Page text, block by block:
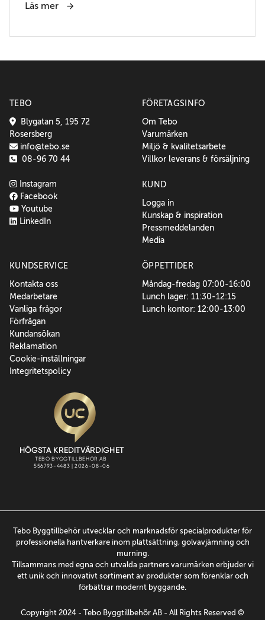
Läs mer
TEBO
Blygatan 5, 195 72
Rosersberg
info@tebo.se
08-96 70 44
Instagram
Facebook
Youtube
LinkedIn
FÖRETAGSINFO
Om Tebo
Varumärken
Miljö & kvalitetsarbete
Villkor leverans & försäljning
KUND
Logga in
Kunskap & inspiration
Pressmeddelanden
Media
KUNDSERVICE
Kontakta oss
Medarbetare
Vanliga frågor
Förfrågan
Kundansökan
Reklamation
Cookie-inställningar
Integritetspolicy
ÖPPETTIDER
Måndag-fredag 07:00-16:00
Lunch lager: 11:30-12:15
Lunch kontor: 12:00-13:00
Tebo Byggtillbehör utvecklar och marknadsför specialprodukter för
professionella hantverkare inom plattsättning, golvavjämning och
murning.
Tillsammans med egna och utvalda partners varumärken erbjuder vi
ett unik och innovativt sortiment av produkter som förenklar och
förbättrar modernt byggande.
Copyright 2024 - Tebo Byggtillbehõr AB - All Rights Reserved ©